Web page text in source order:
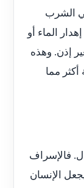
الشرب
الماء أو
إذن. وهذه
مما
فالإسراف
الإنسان